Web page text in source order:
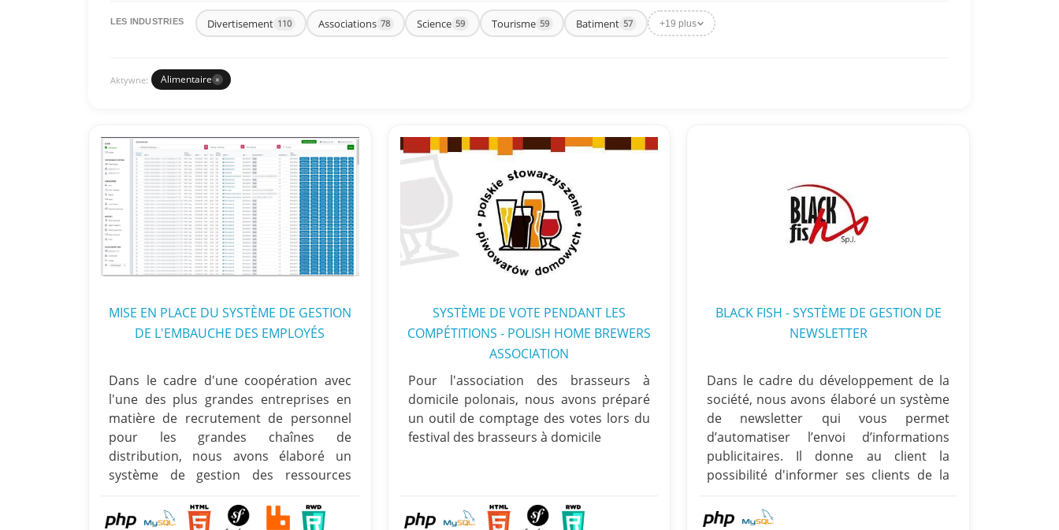
LES INDUSTRIES Divertisement 110 Associations 78 Science 59 Tourisme 59 Batiment 57 +19 plus
Aktywne: Alimentaire ×
MISE EN PLACE DU SYSTÈME DE GESTION
DE L'EMBAUCHE DES EMPLOYÉS
Dans le cadre d'une coopération avec
l'une des plus grandes entreprises en
matière de recrutement de personnel
pour les grandes chaînes de
distribution, nous avons élaboré un
système de gestion des ressources
SYSTÈME DE VOTE PENDANT LES
COMPÉTITIONS - POLISH HOME BREWERS
ASSOCIATION
Pour l'association des brasseurs à
domicile polonais, nous avons préparé
un outil de comptage des votes lors du
festival des brasseurs à domicile
BLACK FISH - SYSTÈME DE GESTION DE
NEWSLETTER
Dans le cadre du développement de la
société, nous avons élaboré un système
de newsletter qui vous permet
d’automatiser l’envoi d’informations
publicitaires. Il donne au client la
possibilité d'informer ses clients de la
facilement.